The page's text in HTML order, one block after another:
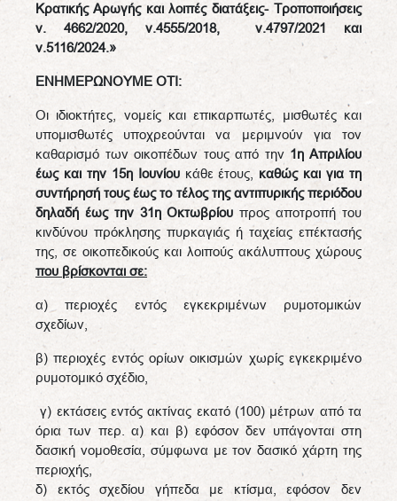
Κρατικής Αρωγής και λοιπές διατάξεις- Τροποποιήσεις
ν. 4662/2020, ν.4555/2018, ν.4797/2021 και
ν.5116/2024.»
ΕΝΗΜΕΡΩΝΟΥΜΕ ΟΤΙ:
Οι ιδιοκτήτες, νομείς και επικαρπωτές, μισθωτές και
υπομισθωτές υποχρεούνται να μεριμνούν για τον
καθαρισμό των οικοπέδων τους από την 1η Απριλίου
έως και την 15η Ιουνίου κάθε έτους, καθώς και για τη
συντήρησή τους έως το τέλος της αντιπυρικής περιόδου
δηλαδή έως την 31η Οκτωβρίου προς αποτροπή του
κινδύνου πρόκλησης πυρκαγιάς ή ταχείας επέκτασής
της, σε οικοπεδικούς και λοιπούς ακάλυπτους χώρους
που βρίσκονται σε:
α) περιοχές εντός εγκεκριμένων ρυμοτομικών
σχεδίων,
β) περιοχές εντός ορίων οικισμών χωρίς εγκεκριμένο
ρυμοτομικό σχέδιο,
γ) εκτάσεις εντός ακτίνας εκατό (100) μέτρων από τα
όρια των περ. α) και β) εφόσον δεν υπάγονται στη
δασική νομοθεσία, σύμφωνα με τον δασικό χάρτη της
περιοχής,
δ) εκτός σχεδίου γήπεδα με κτίσμα, εφόσον δεν